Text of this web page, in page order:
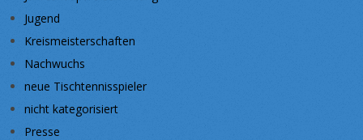
Jugend
Kreismeisterschaften
Nachwuchs
neue Tischtennisspieler
nicht kategorisiert
Presse